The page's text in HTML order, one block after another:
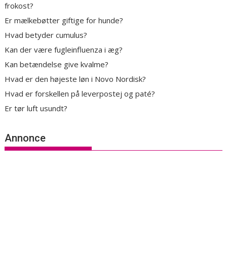
frokost?
Er mælkebøtter giftige for hunde?
Hvad betyder cumulus?
Kan der være fugleinfluenza i æg?
Kan betændelse give kvalme?
Hvad er den højeste løn i Novo Nordisk?
Hvad er forskellen på leverpostej og paté?
Er tør luft usundt?
Annonce